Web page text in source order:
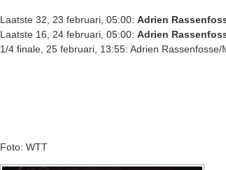
Laatste 32, 23 februari, 05:00: Adrien
Laatste 16, 24 februari, 05:00: Adrien
1/4 finale, 25 februari, 13:55: Adrien Rassenfosse/
Foto: WTT